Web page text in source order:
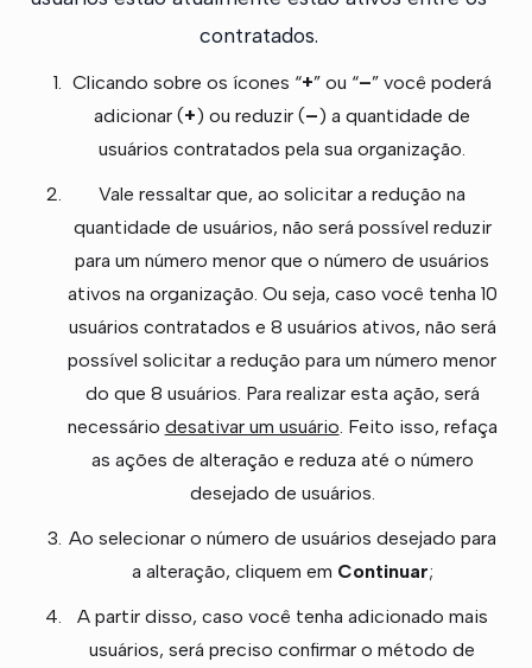
contratados.
Clicando sobre os ícones “+” ou “–” você poderá
adicionar (+) ou reduzir (–) a quantidade de
usuários contratados pela sua organização.
Vale ressaltar que, ao solicitar a redução na
quantidade de usuários, não será possível reduzir
para um número menor que o número de usuários
ativos na organização. Ou seja, caso você tenha 10
usuários contratados e 8 usuários ativos, não será
possível solicitar a redução para um número menor
do que 8 usuários. Para realizar esta ação, será
necessário desativar um usuário. Feito isso, refaça
as ações de alteração e reduza até o número
desejado de usuários.
Ao selecionar o número de usuários desejado para
a alteração, cliquem em Continuar;
A partir disso, caso você tenha adicionado mais
usuários, será preciso confirmar o método de